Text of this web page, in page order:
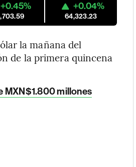
+0.45% +0.04%
64,323.23
la mañana del
de la primera quincena
MXN$1.800 millones